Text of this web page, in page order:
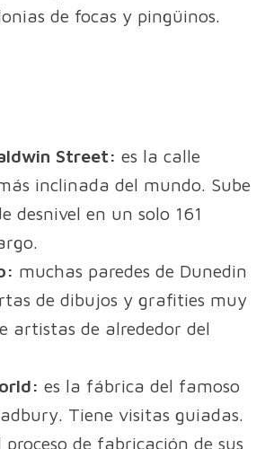
de focas y pingüinos.
Street: es la calle
inclinada del mundo. Sube
desnivel en un solo 161
muchas paredes de Dunedin
de dibujos y grafities muy
artistas de alrededor del
es la fábrica del famoso
Tiene visitas guiadas.
proceso de fabricación de sus